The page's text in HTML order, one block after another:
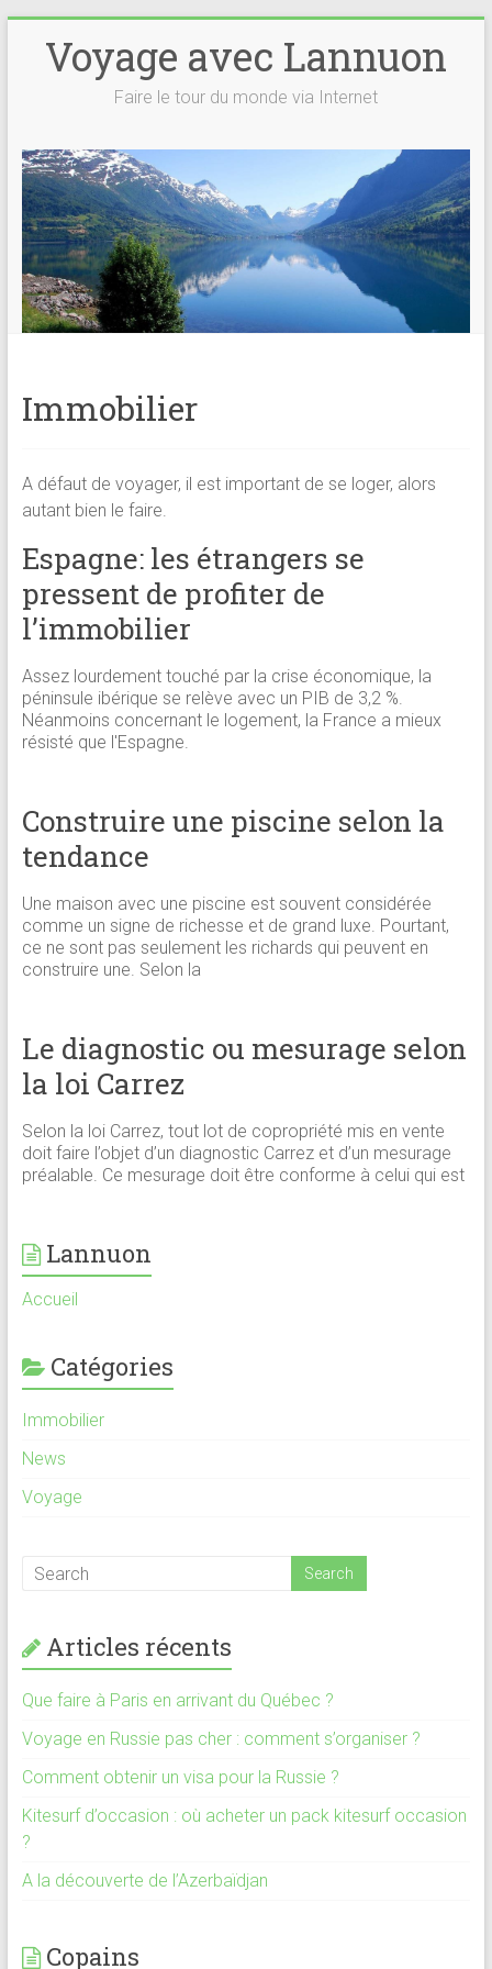
Voyage avec Lannuon
Faire le tour du monde via Internet
Immobilier
A défaut de voyager, il est important de se loger, alors
autant bien le faire.
Espagne: les étrangers se
pressent de profiter de
l’immobilier
Assez lourdement touché par la crise économique, la
péninsule ibérique se relève avec un PIB de 3,2 %.
Néanmoins concernant le logement, la France a mieux
résisté que l'Espagne.
Construire une piscine selon la
tendance
Une maison avec une piscine est souvent considérée
comme un signe de richesse et de grand luxe. Pourtant,
ce ne sont pas seulement les richards qui peuvent en
construire une. Selon la
Le diagnostic ou mesurage selon
la loi Carrez
Selon la loi Carrez, tout lot de copropriété mis en vente
doit faire l’objet d’un diagnostic Carrez et d’un mesurage
préalable. Ce mesurage doit être conforme à celui qui est
Lannuon
Accueil
Catégories
Immobilier
News
Voyage
Articles récents
Que faire à Paris en arrivant du Québec ?
Voyage en Russie pas cher : comment s’organiser ?
Comment obtenir un visa pour la Russie ?
Kitesurf d’occasion : où acheter un pack kitesurf occasion
?
A la découverte de l’Azerbaïdjan
Copains